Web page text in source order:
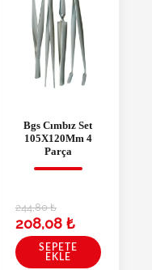
Bgs Cımbız Set
105X120Mm 4
Parça
244,80₺
208,08 ₺
SEPETE
EKLE